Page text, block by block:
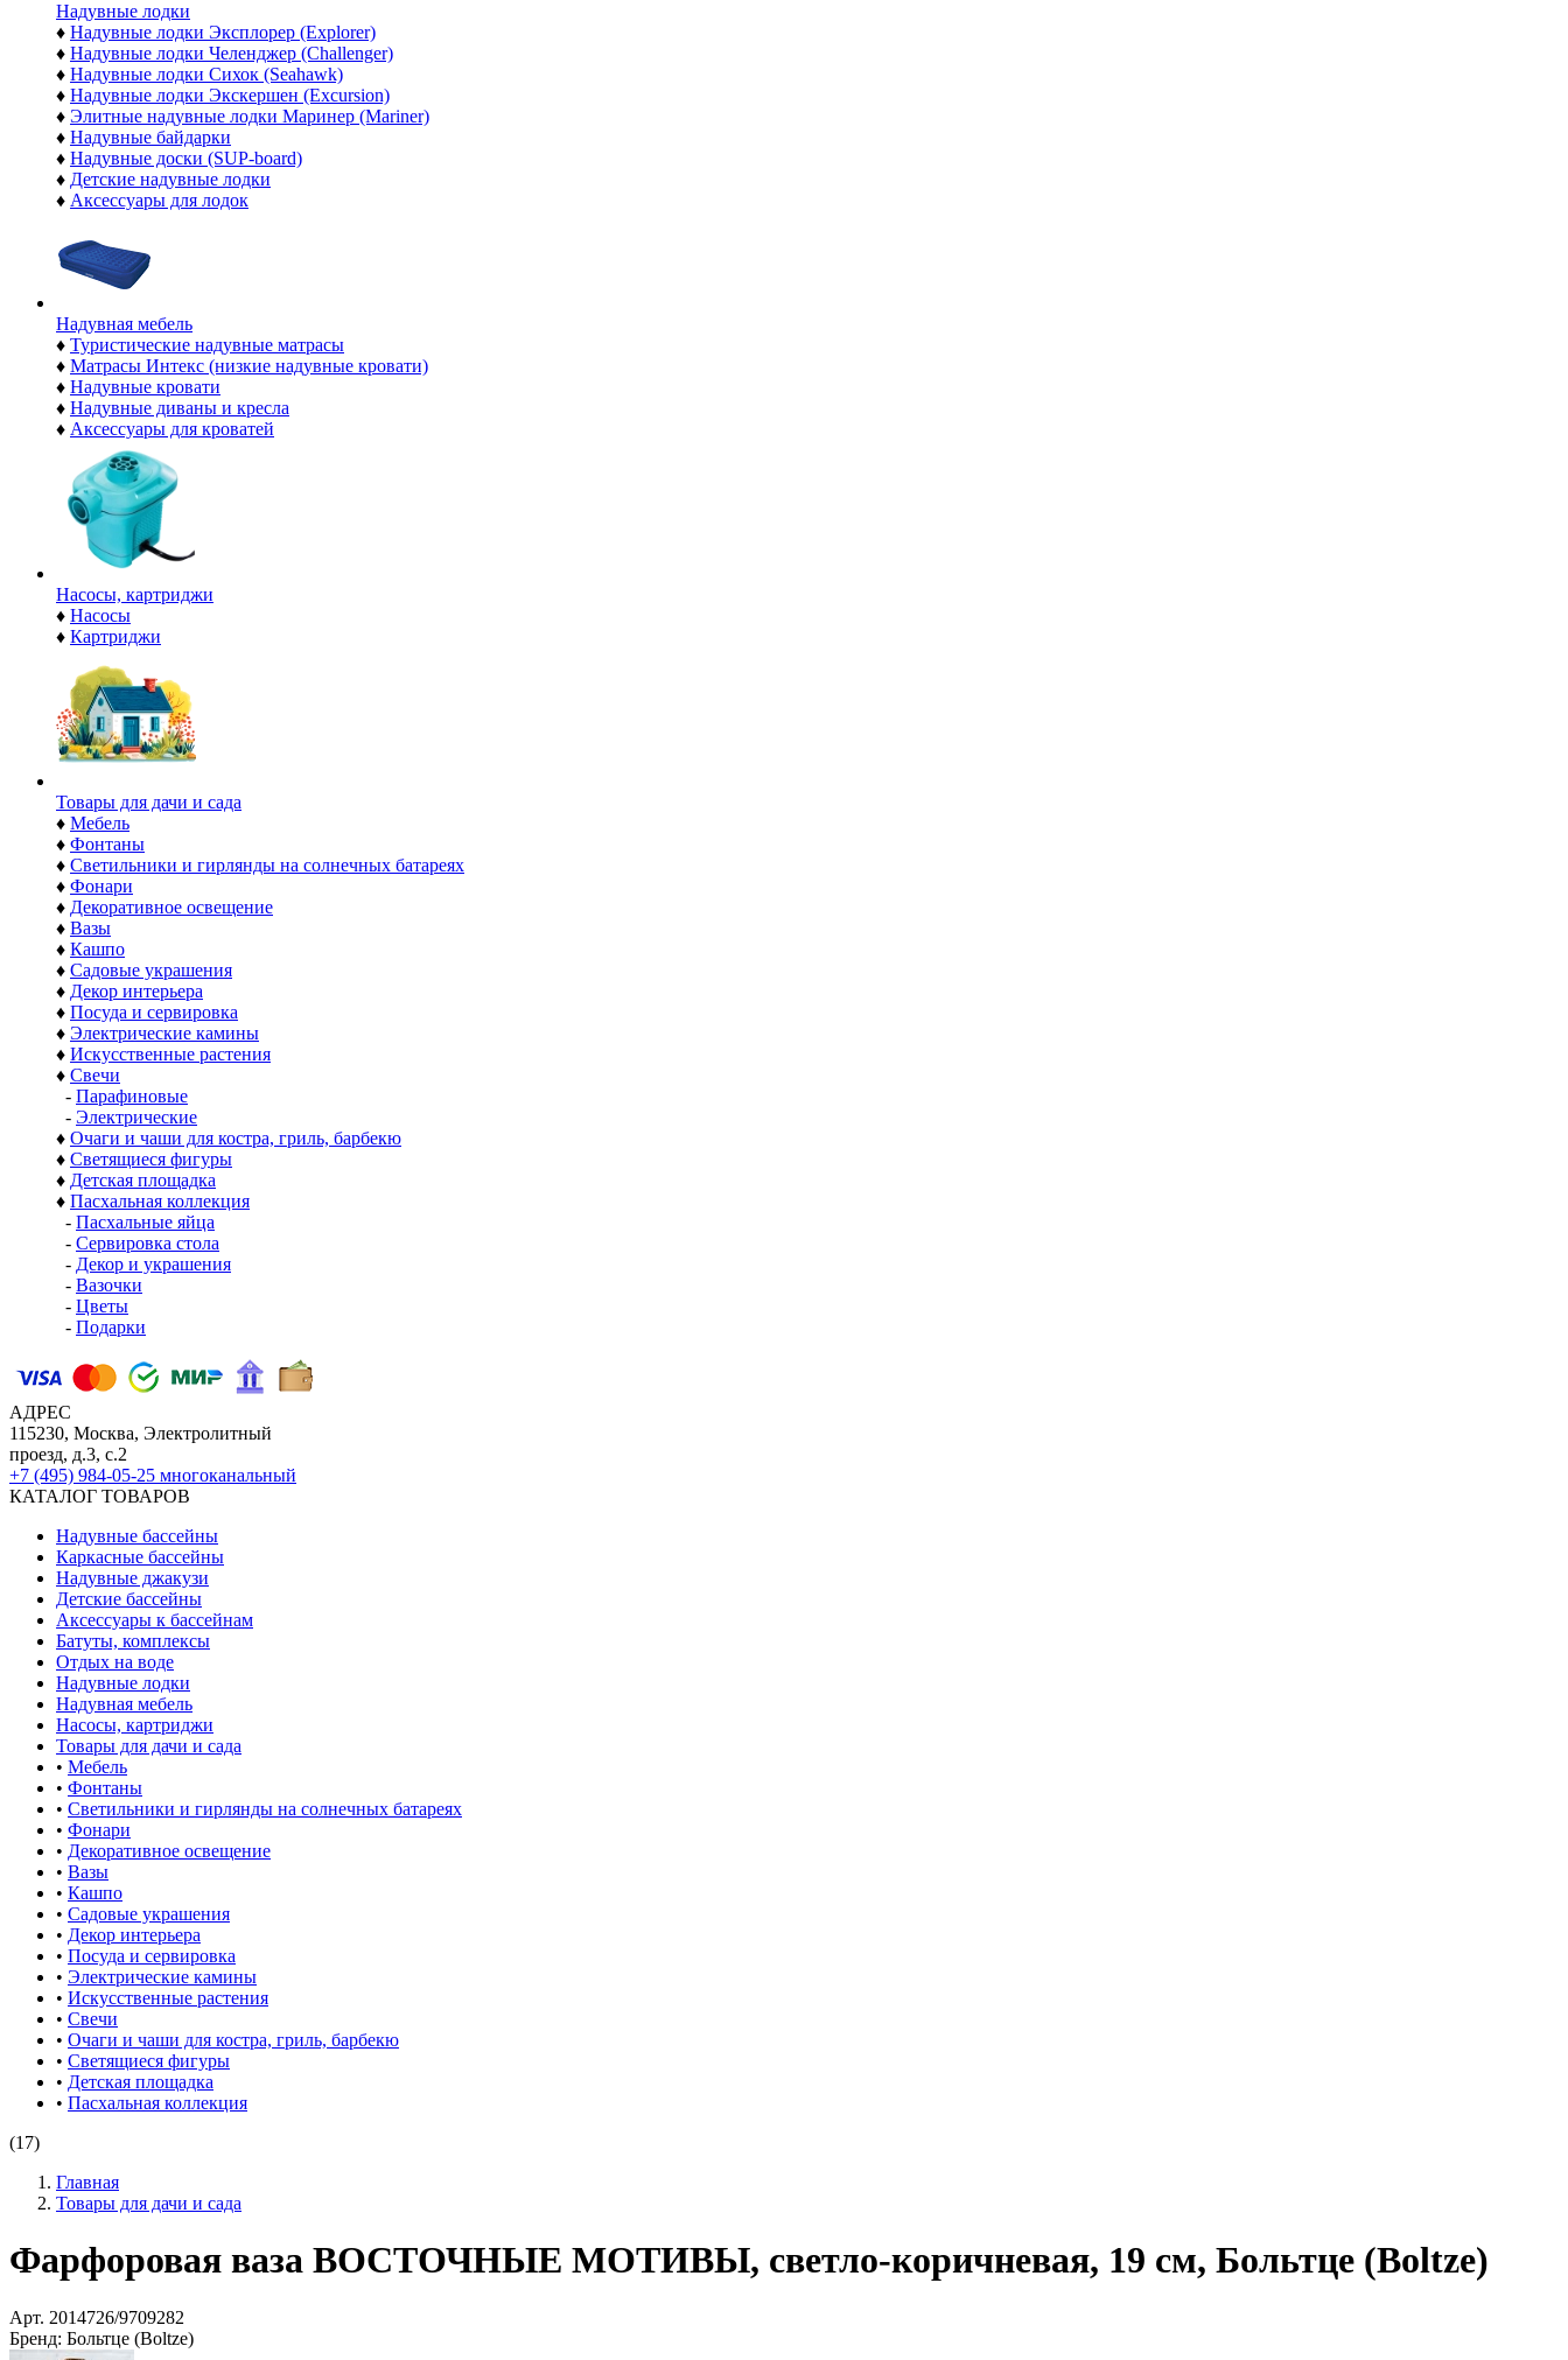
Надувные лодки
♦ Надувные лодки Эксплорер (Explorer)
♦ Надувные лодки Челенджер (Challenger)
♦ Надувные лодки Сихок (Seahawk)
♦ Надувные лодки Экскершен (Excursion)
♦ Элитные надувные лодки Маринер (Mariner)
♦ Надувные байдарки
♦ Надувные доски (SUP-board)
♦ Детские надувные лодки
♦ Аксессуары для лодок
Надувная мебель
♦ Туристические надувные матрасы
♦ Матрасы Интекс (низкие надувные кровати)
♦ Надувные кровати
♦ Надувные диваны и кресла
♦ Аксессуары для кроватей
Насосы, картриджи
♦ Насосы
♦ Картриджи
Товары для дачи и сада
♦ Мебель
♦ Фонтаны
♦ Светильники и гирлянды на солнечных батареях
♦ Фонари
♦ Декоративное освещение
♦ Вазы
♦ Кашпо
♦ Садовые украшения
♦ Декор интерьера
♦ Посуда и сервировка
♦ Электрические камины
♦ Искусственные растения
♦ Свечи
- Парафиновые
- Электрические
♦ Очаги и чаши для костра, гриль, барбекю
♦ Светящиеся фигуры
♦ Детская площадка
♦ Пасхальная коллекция
- Пасхальные яйца
- Сервировка стола
- Декор и украшения
- Вазочки
- Цветы
- Подарки
АДРЕС
115230, Москва, Электролитный
проезд, д.3, с.2
+7 (495) 984-05-25 многоканальный
КАТАЛОГ ТОВАРОВ
Надувные бассейны
Каркасные бассейны
Надувные джакузи
Детские бассейны
Аксессуары к бассейнам
Батуты, комплексы
Отдых на воде
Надувные лодки
Надувная мебель
Насосы, картриджи
Товары для дачи и сада
• Мебель
• Фонтаны
• Светильники и гирлянды на солнечных батареях
• Фонари
• Декоративное освещение
• Вазы
• Кашпо
• Садовые украшения
• Декор интерьера
• Посуда и сервировка
• Электрические камины
• Искусственные растения
• Свечи
• Очаги и чаши для костра, гриль, барбекю
• Светящиеся фигуры
• Детская площадка
• Пасхальная коллекция
(17)
Главная
Товары для дачи и сада
Фарфоровая ваза ВОСТОЧНЫЕ МОТИВЫ, светло-коричневая, 19 см, Больтце (Boltze)
Арт. 2014726/9709282
Бренд: Больтце (Boltze)